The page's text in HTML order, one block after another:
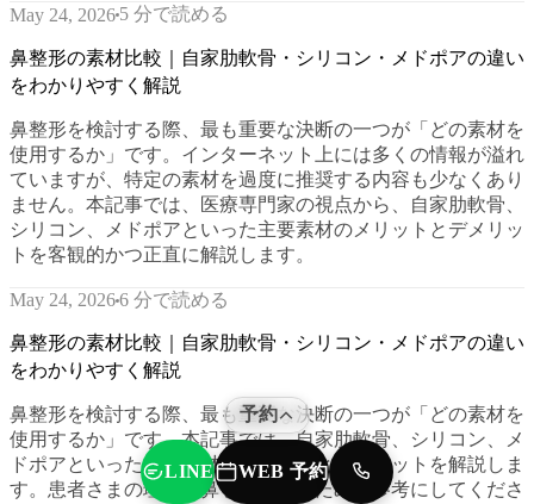
May 24, 2026 5 分で読める
鼻整形の素材比較｜自家肋軟骨・シリコン・メドポアの違い
をわかりやすく解説
鼻整形を検討する際、最も重要な決断の一つが「どの素材を
使用するか」です。インターネット上には多くの情報が溢れ
ていますが、特定の素材を過度に推奨する内容も少なくあり
ません。本記事では、医療専門家の視点から、自家肋軟骨、
シリコン、メドポアといった主要素材のメリットとデメリッ
トを客観的かつ正直に解説します。
May 24, 20266 分で読める
鼻整形の素材比較｜自家肋軟骨・シリコン・メドポアの違い
をわかりやすく解説
鼻整形を検討する際、最も重要な決断の一つが「どの素材を
使用するか」です。本記事では、自家肋軟骨、シリコン、メ
ドポアといった主要素材のメリットとデメリットを解説しま
す。患者さまの理想の鼻を実現するための参考にしてくださ
予約
LINE WEB 予約 TEL